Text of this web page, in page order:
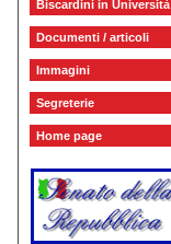
Biscardini in Università
Documenti / articoli
Immagini
Segreterie
Home page